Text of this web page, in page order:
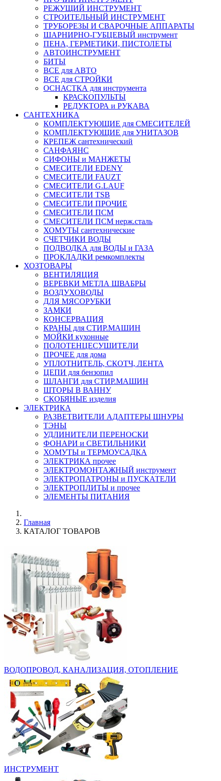
РЕЖУЩИЙ ИНСТРУМЕНТ
СТРОИТЕЛЬНЫЙ ИНСТРУМЕНТ
ТРУБОРЕЗЫ И СВАРОЧНЫЕ АППАРАТЫ
ШАРНИРНО-ГУБЦЕВЫЙ инструмент
ПЕНА, ГЕРМЕТИКИ, ПИСТОЛЕТЫ
АВТОИНСТРУМЕНТ
БИТЫ
ВСЕ для АВТО
ВСЕ для СТРОЙКИ
ОСНАСТКА для инструмента
КРАСКОПУЛЬТЫ
РЕДУКТОРА и РУКАВА
САНТЕХНИКА
КОМПЛЕКТУЮЩИЕ для СМЕСИТЕЛЕЙ
КОМПЛЕКТУЮЩИЕ для УНИТАЗОВ
КРЕПЕЖ сантехнический
САНФАЯНС
СИФОНЫ и МАНЖЕТЫ
СМЕСИТЕЛИ EDENY
СМЕСИТЕЛИ FAUZT
СМЕСИТЕЛИ G.LAUF
СМЕСИТЕЛИ TSB
СМЕСИТЕЛИ ПРОЧИЕ
СМЕСИТЕЛИ ПСМ
СМЕСИТЕЛИ ПСМ нерж.сталь
ХОМУТЫ сантехнические
СЧЕТЧИКИ ВОДЫ
ПОДВОДКА для ВОДЫ и ГАЗА
ПРОКЛАДКИ ремкомплекты
ХОЗТОВАРЫ
ВЕНТИЛЯЦИЯ
ВЕРЕВКИ МЕТЛА ШВАБРЫ
ВОЗДУХОВОДЫ
ДЛЯ МЯСОРУБКИ
ЗАМКИ
КОНСЕРВАЦИЯ
КРАНЫ для СТИР.МАШИН
МОЙКИ кухонные
ПОЛОТЕНЦЕСУШИТЕЛИ
ПРОЧЕЕ для дома
УПЛОТНИТЕЛЬ, СКОТЧ, ЛЕНТА
ЦЕПИ для бензопил
ШЛАНГИ для СТИР.МАШИН
ШТОРЫ В ВАННУ
СКОБЯНЫЕ изделия
ЭЛЕКТРИКА
РАЗВЕТВИТЕЛИ АДАПТЕРЫ ШНУРЫ
ТЭНЫ
УДЛИНИТЕЛИ ПЕРЕНОСКИ
ФОНАРИ и СВЕТИЛЬНИКИ
ХОМУТЫ и ТЕРМОУСАДКА
ЭЛЕКТРИКА прочее
ЭЛЕКТРОМОНТАЖНЫЙ инструмент
ЭЛЕКТРОПАТРОНЫ и ПУСКАТЕЛИ
ЭЛЕКТРОПЛИТЫ и прочее
ЭЛЕМЕНТЫ ПИТАНИЯ
Главная
КАТАЛОГ ТОВАРОВ
ВОДОПРОВОД, КАНАЛИЗАЦИЯ, ОТОПЛЕНИЕ
ИНСТРУМЕНТ